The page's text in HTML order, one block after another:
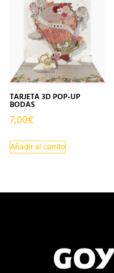
TARJETA 3D POP-UP
BODAS
7,00€
Añadir al carrito